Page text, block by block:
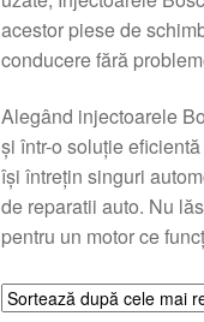
acestor piese de
conducere fără
Alegând injectoarele
și într-o soluție
își întrețin singuri
de reparatii auto. Nu
pentru un motor ce